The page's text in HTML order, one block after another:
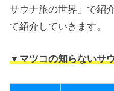
サウナ旅の世界」で紹
て紹介していきます。
▼マツコの知らないサ